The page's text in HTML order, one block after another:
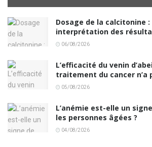
Dosage de la calcitonine
interprétation des
06/08/2026
L’efficacité du venin
traitement du cancer n’a
05/08/2026
L’anémie est-elle un
les personnes âgées ?
04/08/2026